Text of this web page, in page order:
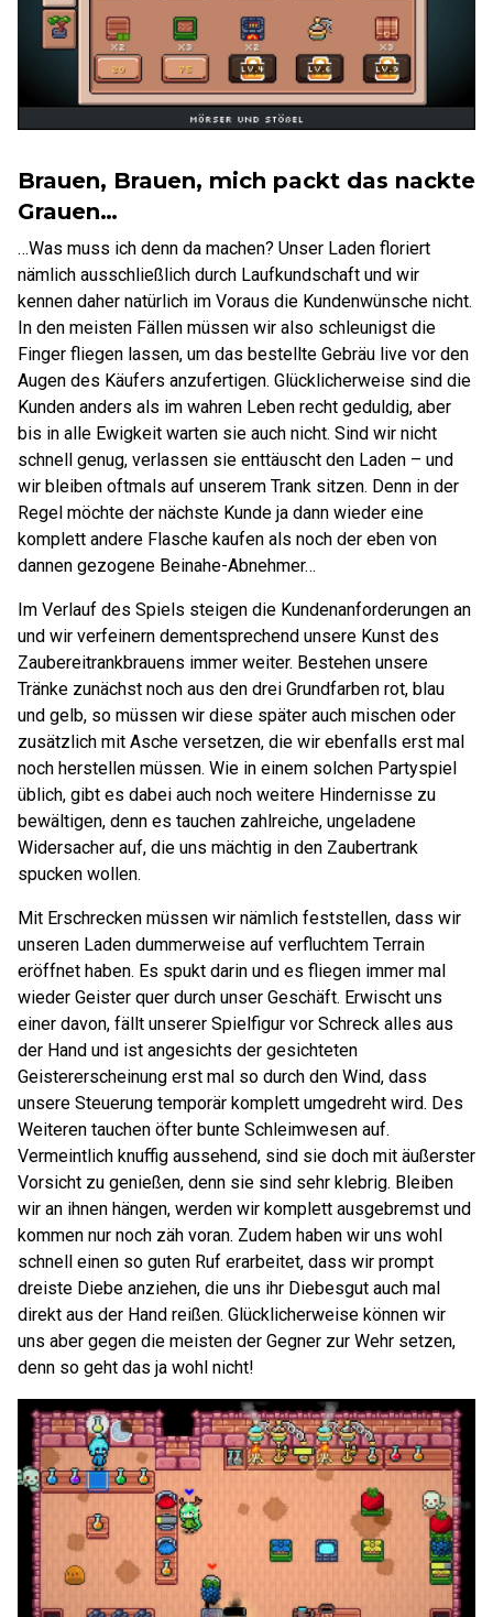
Brauen, Brauen, mich packt das nackte
Grauen…
…Was muss ich denn da machen? Unser Laden floriert
nämlich ausschließlich durch Laufkundschaft und wir
kennen daher natürlich im Voraus die Kundenwünsche nicht.
In den meisten Fällen müssen wir also schleunigst die
Finger fliegen lassen, um das bestellte Gebräu live vor den
Augen des Käufers anzufertigen. Glücklicherweise sind die
Kunden anders als im wahren Leben recht geduldig, aber
bis in alle Ewigkeit warten sie auch nicht. Sind wir nicht
schnell genug, verlassen sie enttäuscht den Laden – und
wir bleiben oftmals auf unserem Trank sitzen. Denn in der
Regel möchte der nächste Kunde ja dann wieder eine
komplett andere Flasche kaufen als noch der eben von
dannen gezogene Beinahe-Abnehmer…
Im Verlauf des Spiels steigen die Kundenanforderungen an
und wir verfeinern dementsprechend unsere Kunst des
Zaubereitrankbrauens immer weiter. Bestehen unsere
Tränke zunächst noch aus den drei Grundfarben rot, blau
und gelb, so müssen wir diese später auch mischen oder
zusätzlich mit Asche versetzen, die wir ebenfalls erst mal
noch herstellen müssen. Wie in einem solchen Partyspiel
üblich, gibt es dabei auch noch weitere Hindernisse zu
bewältigen, denn es tauchen zahlreiche, ungeladene
Widersacher auf, die uns mächtig in den Zaubertrank
spucken wollen.
Mit Erschrecken müssen wir nämlich feststellen, dass wir
unseren Laden dummerweise auf verfluchtem Terrain
eröffnet haben. Es spukt darin und es fliegen immer mal
wieder Geister quer durch unser Geschäft. Erwischt uns
einer davon, fällt unserer Spielfigur vor Schreck alles aus
der Hand und ist angesichts der gesichteten
Geistererscheinung erst mal so durch den Wind, dass
unsere Steuerung temporär komplett umgedreht wird. Des
Weiteren tauchen öfter bunte Schleimwesen auf.
Vermeintlich knuffig aussehend, sind sie doch mit äußerster
Vorsicht zu genießen, denn sie sind sehr klebrig. Bleiben
wir an ihnen hängen, werden wir komplett ausgebremst und
kommen nur noch zäh voran. Zudem haben wir uns wohl
schnell einen so guten Ruf erarbeitet, dass wir prompt
dreiste Diebe anziehen, die uns ihr Diebesgut auch mal
direkt aus der Hand reißen. Glücklicherweise können wir
uns aber gegen die meisten der Gegner zur Wehr setzen,
denn so geht das ja wohl nicht!